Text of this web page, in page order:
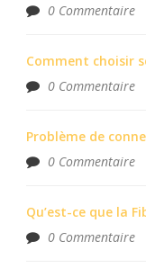
0 Commentaire
Comment choisir
0 Commentaire
Problème de
0 Commentaire
Qu’est-ce que la
0 Commentaire